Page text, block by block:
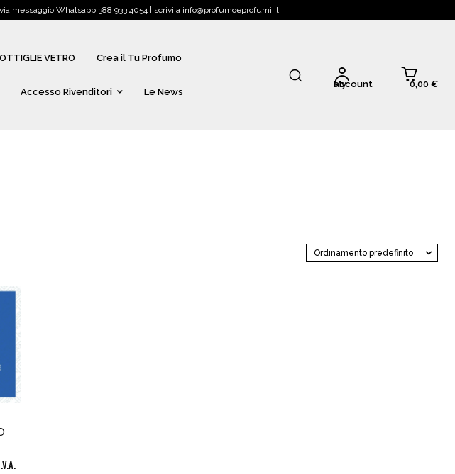
messaggio Whatsapp 388 933 4054 | scrivi a info@profumoeprofumi.it
VETRO Crea il Tu Profumo
Accesso Rivenditori Le News
My account 0,00 €